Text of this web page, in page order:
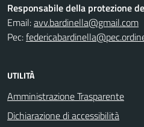
Responsabile della protezione
Email:avv.bardinella@gmail.com
Pec:
UTILITÀ
Amministrazione Trasparente
Dichiarazione di accessibilità